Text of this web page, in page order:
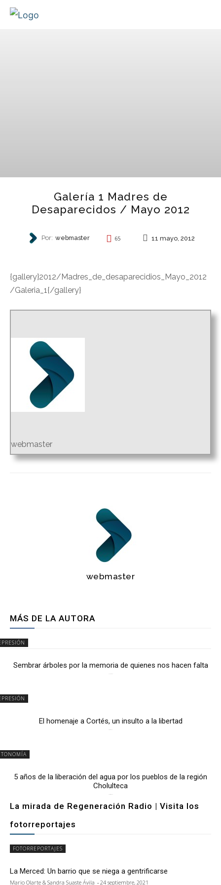
Galería 1 Madres de
Desaparecidos / Mayo 2012
Por: webmaster 65 11 mayo, 2012
{gallery}2012/Madres_de_desaparecidios_Mayo_2012
/Galeria_1{/gallery}
webmaster
webmaster
MÁS DE LA AUTORA
Sembrar árboles por la memoria de quienes nos hacen falta
El homenaje a Cortés, un insulto a la libertad
5 años de la liberación del agua por los pueblos de la región
Cholulteca
La mirada de Regeneración Radio | Visita los
fotorreportajes
FOTORREPORTAJES
La Merced: Un barrio que se niega a gentrificarse
Mario Olarte & Sandra Suaste Ávila - 24 septiembre, 2021